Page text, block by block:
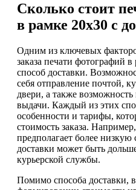
Сколько стоит
в рамке 20х30 с
Одним из ключевых
заказа печати фотографий в
способ доставки.
себя отправление почтой,
двери, а также возможность
выдачи. Каждый из этих
особенности и тарифы,
стоимость заказа.
предполагает более
доставки может быть
курьерской службы.
Помимо способа доставки,